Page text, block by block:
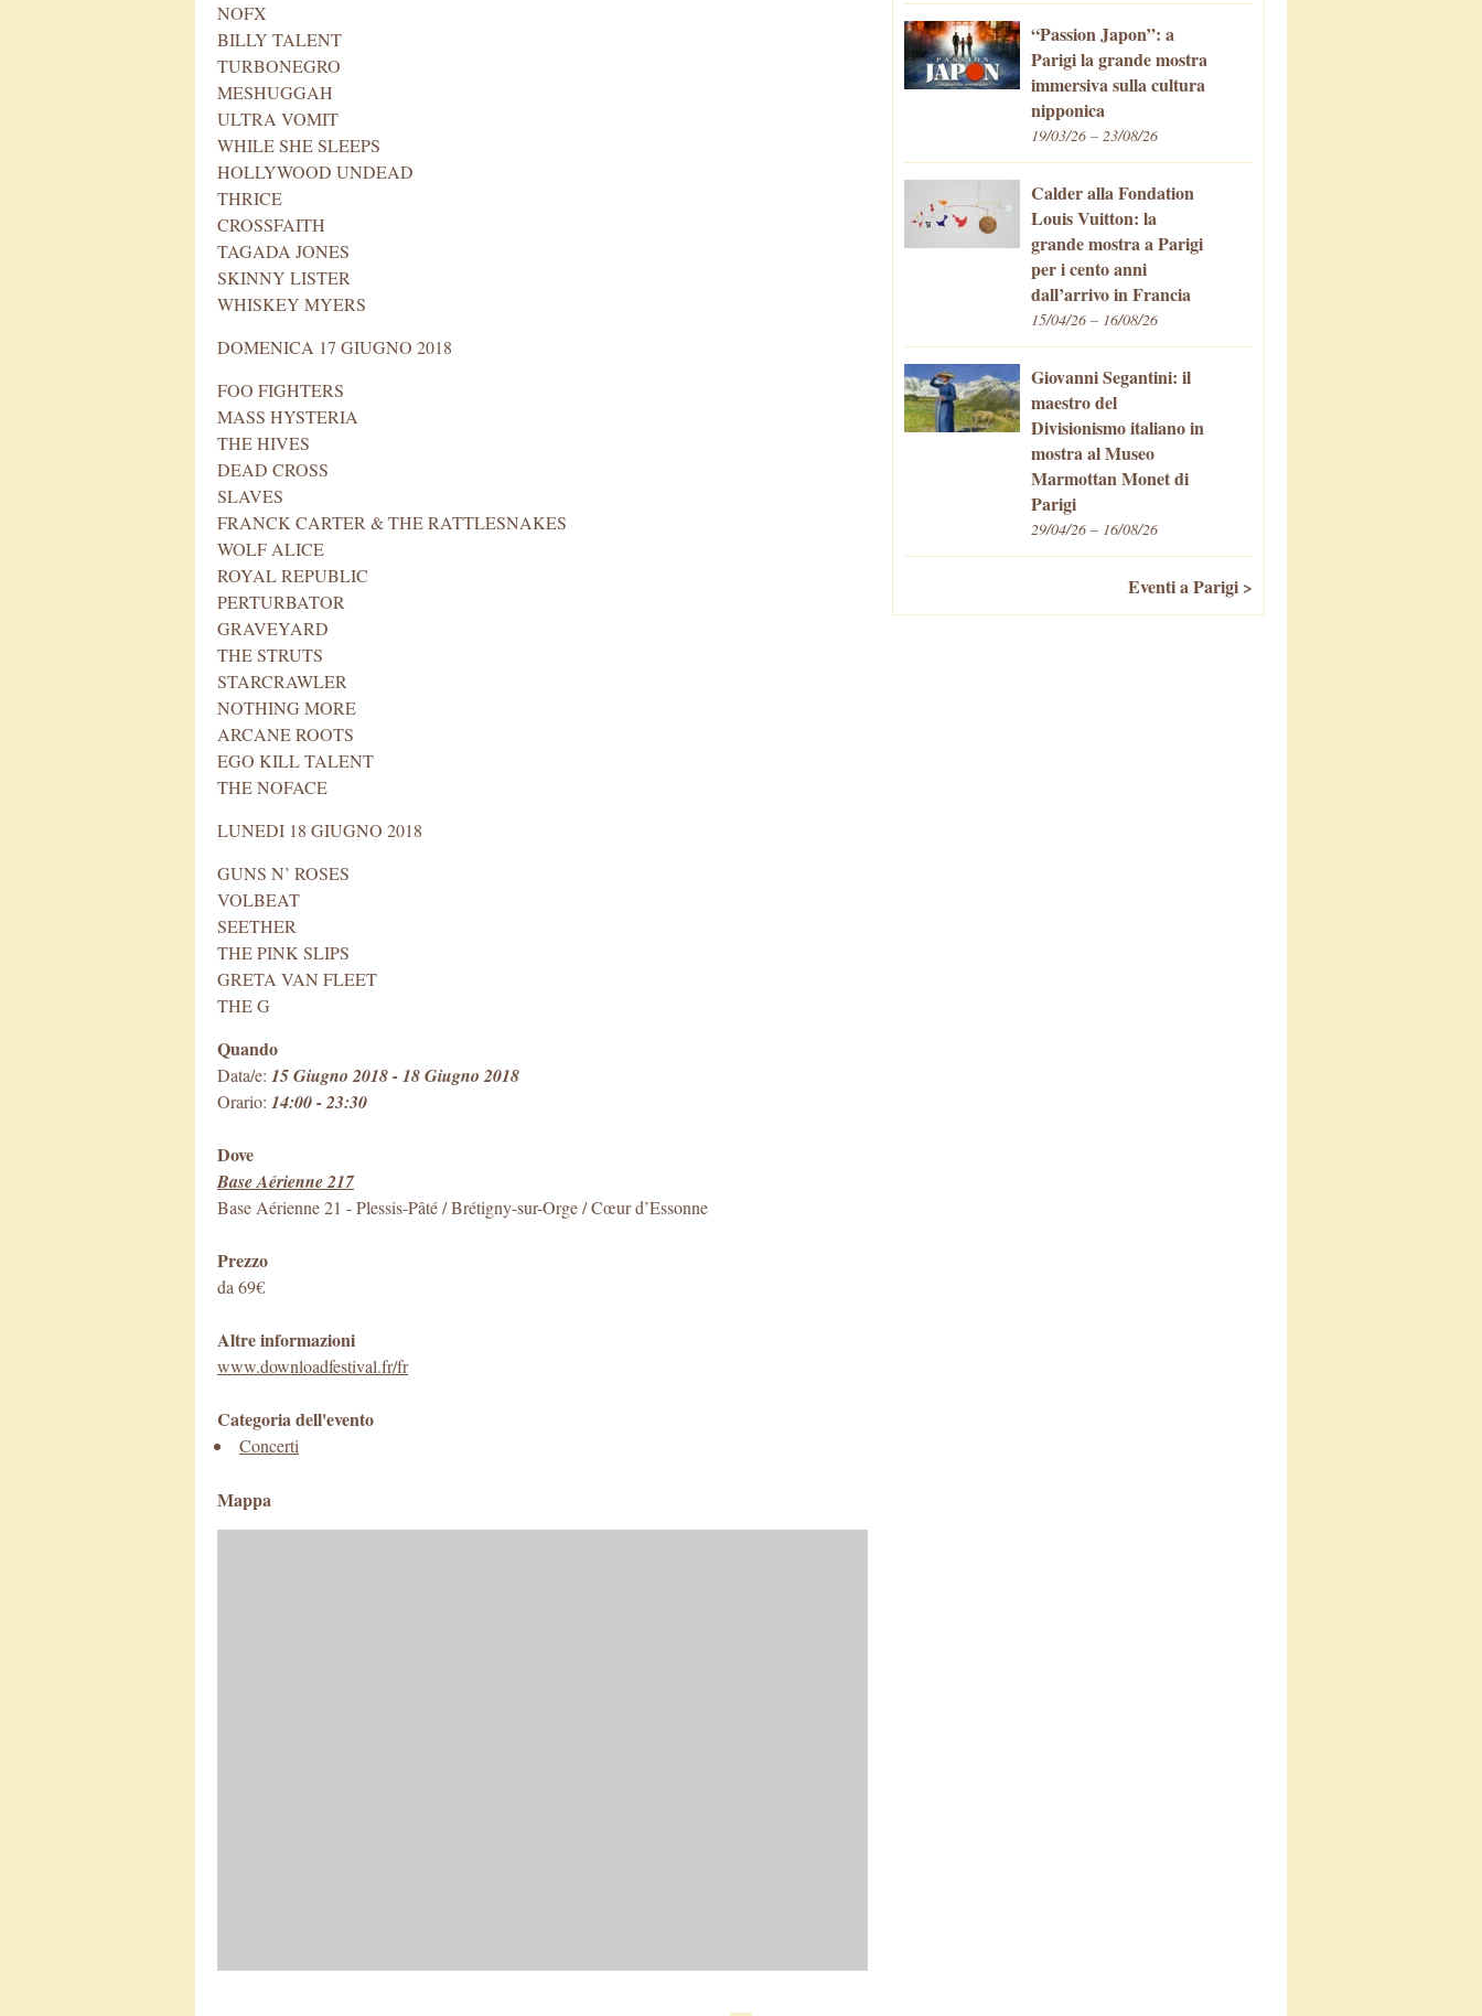
NOFX
BILLY TALENT
TURBONEGRO
MESHUGGAH
ULTRA VOMIT
WHILE SHE SLEEPS
HOLLYWOOD UNDEAD
THRICE
CROSSFAITH
TAGADA JONES
SKINNY LISTER
WHISKEY MYERS
DOMENICA 17 GIUGNO 2018
FOO FIGHTERS
MASS HYSTERIA
THE HIVES
DEAD CROSS
SLAVES
FRANCK CARTER & THE RATTLESNAKES
WOLF ALICE
ROYAL REPUBLIC
PERTURBATOR
GRAVEYARD
THE STRUTS
STARCRAWLER
NOTHING MORE
ARCANE ROOTS
EGO KILL TALENT
THE NOFACE
LUNEDI 18 GIUGNO 2018
GUNS N’ ROSES
VOLBEAT
SEETHER
THE PINK SLIPS
GRETA VAN FLEET
THE G
Quando
Data/e: 15 Giugno 2018 - 18 Giugno 2018
Orario: 14:00 - 23:30
Dove
Base Aérienne 217
Base Aérienne 21 -Plessis-Pâté / Brétigny-sur-Orge / Cœur d’Essonne
Prezzo
da 69€
Altre informazioni
www.downloadfestival.fr/fr
Categoria dell'evento
Concerti
Mappa
“Passion Japon”: a
Parigi la grande mostra
immersiva sulla cultura
nipponica
19/03/26 – 23/08/26
Calder alla Fondation
Louis Vuitton: la
grande mostra a Parigi
per i cento anni
dall’arrivo in Francia
15/04/26 – 16/08/26
Giovanni Segantini: il
maestro del
Divisionismo italiano in
mostra al Museo
Marmottan Monet di
Parigi
29/04/26 – 16/08/26
Eventi a Parigi >